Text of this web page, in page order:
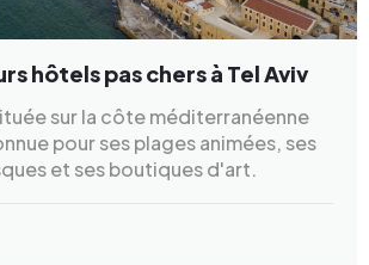
hôtels pas chers à Tel Aviv
sur la côte méditerranéenne
pour ses plages animées, ses
et ses boutiques d'art.